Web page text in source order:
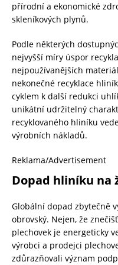
přírodní a ekonomické
skleníkových plynů.
Podle některých
nejvyšší míry úspor
nejpoužívanějších
nekonečné recyklace
cyklem k další redukci
unikátní udržitelný
recyklovaného hliníku
výrobních nákladů.
Reklama/Advertisement
Dopad hliníku
Globální dopad zbytečně
obrovský. Nejen, že
plechovek je energeticky
výrobci a prodejci
zdůrazňovali význam